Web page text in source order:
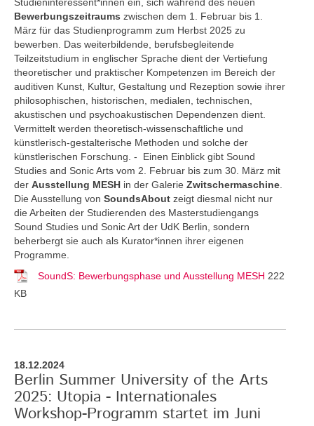
Bewerbungszeitraums zwischen dem 1. Februar bis 1.
März für das Studienprogramm zum Herbst 2025 zu
bewerben. Das weiterbildende, berufsbegleitende
Teilzeitstudium in englischer Sprache dient der Vertiefung
theoretischer und praktischer Kompetenzen im Bereich der
auditiven Kunst, Kultur, Gestaltung und Rezeption sowie ihrer
philosophischen, historischen, medialen, technischen,
akustischen und psychoakustischen Dependenzen dient.
Vermittelt werden theoretisch-wissenschaftliche und
künstlerisch-gestalterische Methoden und solche der
künstlerischen Forschung. - Einen Einblick gibt Sound
Studies and Sonic Arts vom 2. Februar bis zum 30. März mit
der Ausstellung MESH in der Galerie Zwitschermaschine
Die Ausstellung von SoundsAbout zeigt diesmal nicht nur
die Arbeiten der Studierenden des Masterstudiengangs
Sound Studies und Sonic Art der UdK Berlin, sondern
beherbergt sie auch als Kurator*innen ihrer eigenen
Programme.
SoundS: Bewerbungsphase und Ausstellung MESH 222
KB
18.12.2024
Berlin Summer University of the Arts
2025: Utopia - Internationales
Workshop-Programm startet im Juni